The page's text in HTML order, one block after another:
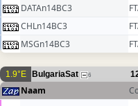
DATAn14BC3
CHLn14BC3
MSGn14BC3
1.9°E BulgariaSat 6
Naam